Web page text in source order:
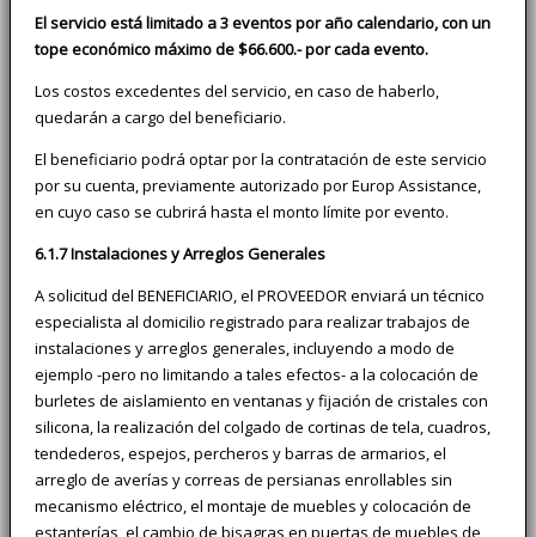
El servicio está limitado a 3 eventos por año calendario, con un
tope económico máximo de $66.600.- por cada evento.
Los costos excedentes del servicio, en caso de haberlo,
quedarán a cargo del beneficiario.
El beneficiario podrá optar por la contratación de este servicio
por su cuenta, previamente autorizado por Europ Assistance,
en cuyo caso se cubrirá hasta el monto límite por evento.
6.1.7 Instalaciones y Arreglos Generales
A solicitud del BENEFICIARIO, el PROVEEDOR enviará un técnico
especialista al domicilio registrado para realizar trabajos de
instalaciones y arreglos generales, incluyendo a modo de
ejemplo -pero no limitando a tales efectos- a la colocación de
burletes de aislamiento en ventanas y fijación de cristales con
silicona, la realización del colgado de cortinas de tela, cuadros,
tendederos, espejos, percheros y barras de armarios, el
arreglo de averías y correas de persianas enrollables sin
mecanismo eléctrico, el montaje de muebles y colocación de
estanterías, el cambio de bisagras en puertas de muebles de